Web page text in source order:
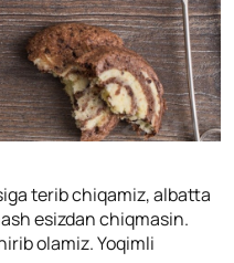
terib chiqamiz, albatta
esizdan chiqmasin.
olamiz. Yoqimli